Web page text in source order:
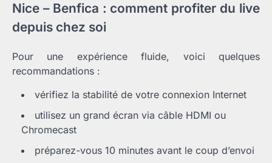
Nice – Benfica : comment profiter du live
depuis chez soi
Pour une expérience fluide, voici quelques
recommandations :
vérifiez la stabilité de votre connexion Internet
utilisez un grand écran via câble HDMI ou
Chromecast
préparez-vous 10 minutes avant le coup d’envoi